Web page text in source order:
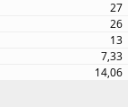
27
26
13
7,33
14,06